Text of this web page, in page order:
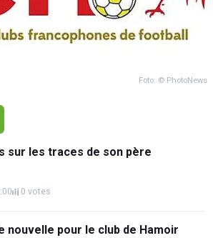
Foto: © PhotoNews
sur les traces de son père
0 votes
nouvelle pour le club de Hamoir